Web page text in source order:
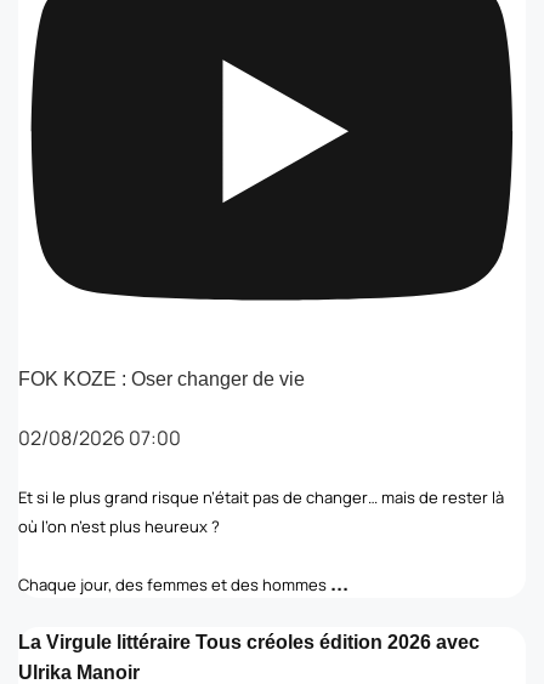
FOK KOZE : Oser changer de vie
02/08/2026 07:00
Et si le plus grand risque n’était pas de changer… mais de rester là
où l’on n’est plus heureux ?
Chaque jour, des femmes et des hommes ...
La Virgule littéraire Tous créoles édition 2026 avec
Ulrika Manoir